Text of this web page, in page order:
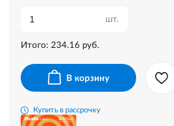
шт.
Итого: 234.16 руб.
В корзину
Купить в рассрочку